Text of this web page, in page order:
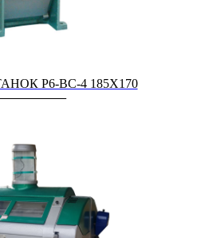
Р6-ВС-4 185Х170